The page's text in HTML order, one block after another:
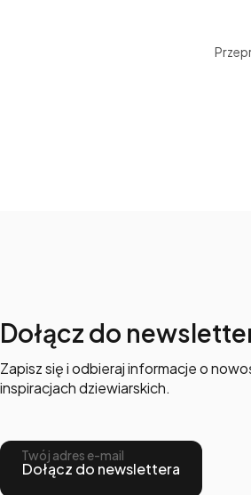
Dołącz do
Zapisz się i odbieraj informacje o
inspiracjach dziewiarskich.
Twój adres e-mail
Dołącz do newslettera